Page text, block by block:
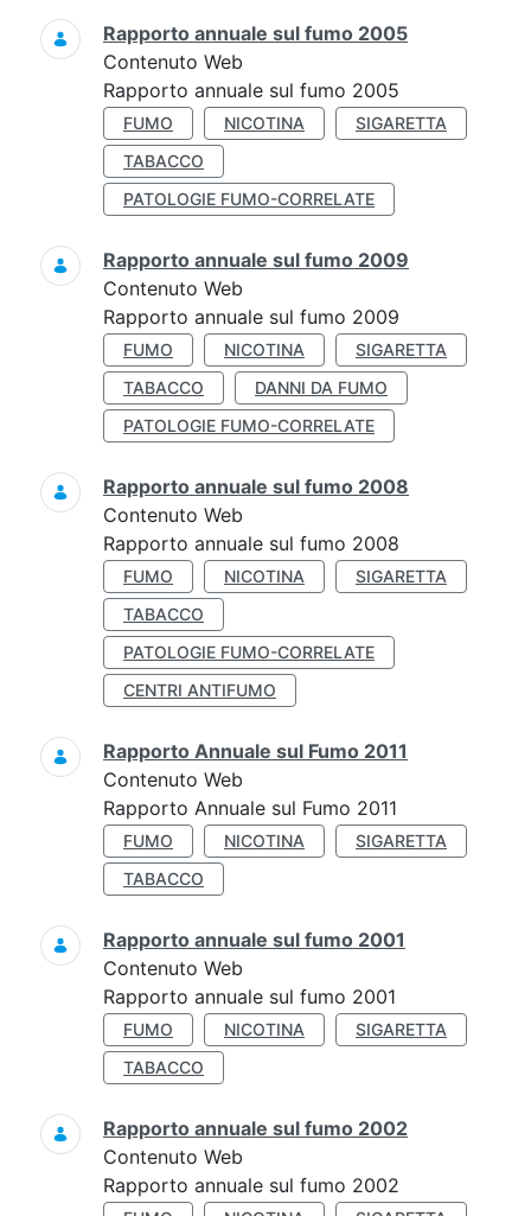
Rapporto annuale sul fumo 2005
Contenuto Web
Rapporto annuale sul fumo 2005
FUMO NICOTINA
SIGARETTA
TABACCO
PATOLOGIE FUMO-CORRELATE
Rapporto annuale sul fumo 2009
Contenuto Web
Rapporto annuale sul fumo 2009
FUMO NICOTINA
SIGARETTA
TABACCO
DANNI DA FUMO
PATOLOGIE FUMO-CORRELATE
Rapporto annuale sul fumo 2008
Contenuto Web
Rapporto annuale sul fumo 2008
FUMO NICOTINA
SIGARETTA
TABACCO
PATOLOGIE FUMO-CORRELATE
CENTRI ANTIFUMO
Rapporto Annuale sul Fumo 2011
Contenuto Web
Rapporto Annuale sul Fumo 2011
FUMO NICOTINA
SIGARETTA
TABACCO
Rapporto annuale sul fumo 2001
Contenuto Web
Rapporto annuale sul fumo 2001
FUMO NICOTINA
SIGARETTA
TABACCO
Rapporto annuale sul fumo 2002
Contenuto Web
Rapporto annuale sul fumo 2002